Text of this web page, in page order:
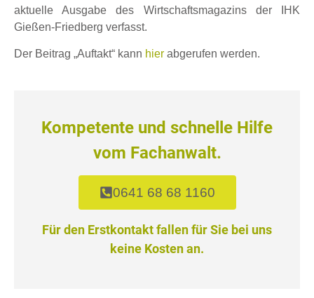
aktuelle Ausgabe des Wirtschaftsmagazins der IHK
Gießen-Friedberg verfasst.
Der Beitrag „Auftakt“ kann hier abgerufen werden.
Kompetente und schnelle Hilfe
vom Fachanwalt.
0641 68 68 1160
Für den Erstkontakt fallen für Sie bei uns
keine Kosten an.